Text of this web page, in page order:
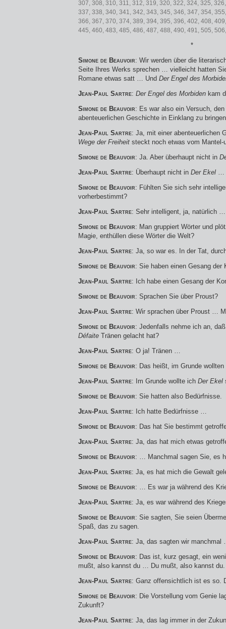
307, 308, 310, 311, 312, 319, 320, 322, 324, 325,
337, 338, 340, 341, 342, 343, 345, 346, 347, 354,
366, 367, 370, 374, 389, 394, 395, 396, 402, 408,
445, 460, 483, 485, 486, 487, 488, 490, 491, 505,
*
Simone de Beauvoir: Wir werden über die
Seite Ihres Werks sprechen … vielleicht hatten
Romane etwas satt … Und Der Engel des
Jean-Paul Sartre: Der Engel des Morbiden kam
Simone de Beauvoir: Es war also ein Versuch,
abenteuerlichen Geschichte in Einklang zu
Jean-Paul Sartre: Ja, mit einer
Wege der Freiheit steckt noch etwas vom Mantel-
Simone de Beauvoir: Ja. Aber überhaupt nicht in
Jean-Paul Sartre: Überhaupt nicht in Der Ekel …
Simone de Beauvoir: Fühlten Sie sich sehr
vorherbestimmt?
Jean-Paul Sartre: Sehr intelligent, ja, natürlich …
Simone de Beauvoir: Man gruppiert Wörter und
Magie, enthüllen diese Wörter die Welt?
Jean-Paul Sartre: Ja, so war es. In der Tat,
Simone de Beauvoir: Sie haben einen Gesang der
Jean-Paul Sartre: Ich habe einen Gesang der
Simone de Beauvoir: Sprachen Sie über Proust?
Jean-Paul Sartre: Wir sprachen über Proust …
Simone de Beauvoir: Jedenfalls nehme ich an,
Défaite Tränen gelacht hat?
Jean-Paul Sartre: O ja! Tränen …
Simone de Beauvoir: Das heißt, im Grunde
Jean-Paul Sartre: Im Grunde wollte ich Der Ekel
Simone de Beauvoir: Sie hatten also Bedürfnisse.
Jean-Paul Sartre: Ich hatte Bedürfnisse …
Simone de Beauvoir: Das hat Sie bestimmt
Jean-Paul Sartre: Ja, das hat mich etwas
Simone de Beauvoir: … Manchmal sagen Sie, es
Jean-Paul Sartre: Ja, es hat mich die Gewalt
Simone de Beauvoir: … Es war ja während des
Jean-Paul Sartre: Ja, es war während des
Simone de Beauvoir: Sie sagten, Sie seien
Spaß, das zu sagen.
Jean-Paul Sartre: Ja, das sagten wir manchmal
Simone de Beauvoir: Das ist, kurz gesagt, ein
mußt, also kannst du … Du mußt, also kannst du.
Jean-Paul Sartre: Ganz offensichtlich ist es so.
Simone de Beauvoir: Die Vorstellung vom Genie
Zukunft?
Jean-Paul Sartre: Ja, das lag immer in der